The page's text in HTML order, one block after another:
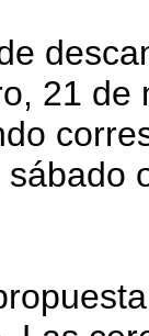
21 de